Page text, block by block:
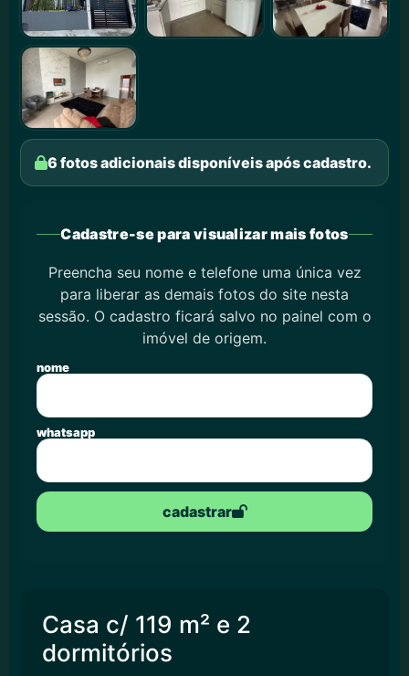
6 fotos adicionais disponíveis após cadastro.
Cadastre-se para visualizar mais fotos
Preencha seu nome e telefone uma única vez
para liberar as demais fotos do site nesta
sessão. O cadastro ficará salvo no painel com o
imóvel de origem.
nome
whatsapp
cadastrar
Casa c/ 119 m² e 2
dormitórios